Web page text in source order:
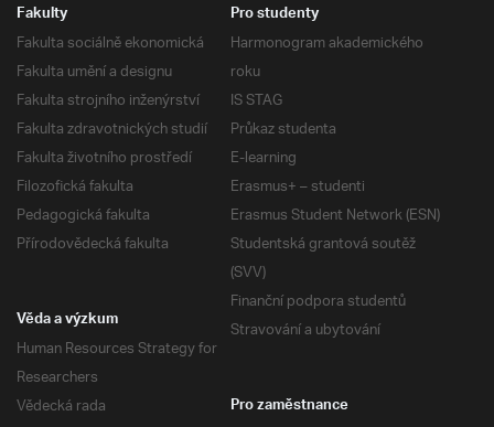
Fakulty
Fakulta sociálně ekonomická
Fakulta umění a designu
Fakulta strojního inženýrství
Fakulta zdravotnických studií
Fakulta životního prostředí
Filozofická fakulta
Pedagogická fakulta
Přírodovědecká fakulta
Pro studenty
Harmonogram akademického
roku
IS STAG
Průkaz studenta
E-learning
Erasmus+ – studenti
Erasmus Student Network (ESN)
Studentská grantová soutěž
(SVV)
Finanční podpora studentů
Stravování a ubytování
Věda a výzkum
Human Resources Strategy for
Researchers
Vědecká rada
Pro zaměstnance